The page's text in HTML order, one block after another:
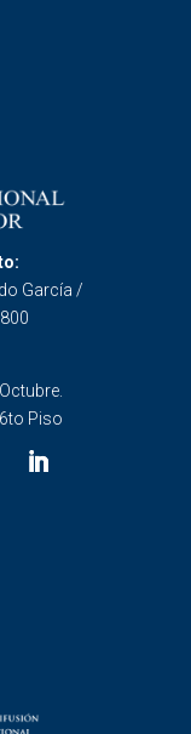
García /
Piso